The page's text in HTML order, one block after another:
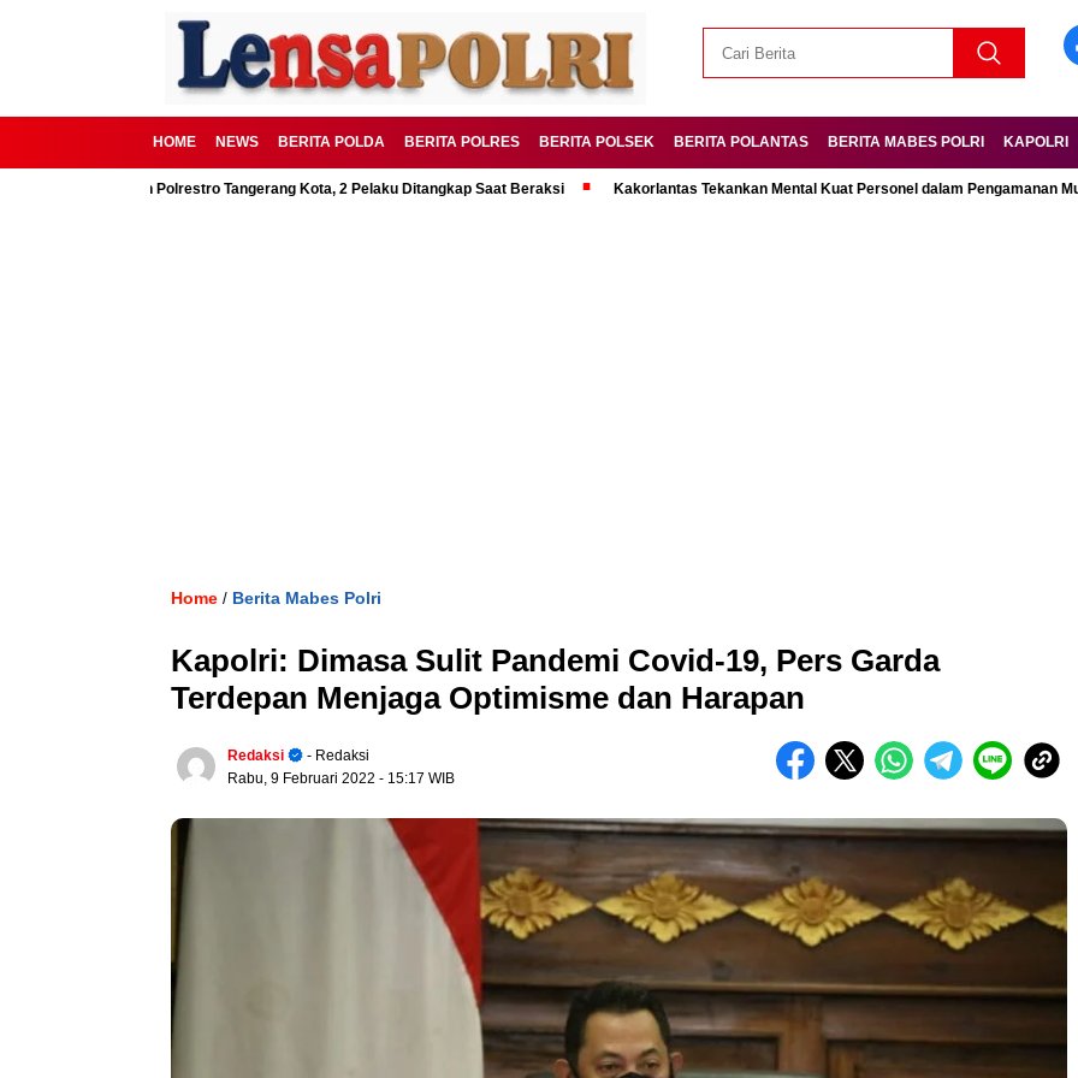
HOME NEWS BERITA POLDA BERITA POLRES BERITA POLSEK BERITA POLANTAS BERITA MABES POLRI KAPOLRI
Digagalkan Polrestro Tangerang Kota, 2 Pelaku Ditangkap Saat Beraksi Kakorlantas Tekankan Mental Kuat Personel dalam Pengamanan Mudik
Home / Berita Mabes Polri
Kapolri: Dimasa Sulit Pandemi Covid-19, Pers Garda
Terdepan Menjaga Optimisme dan Harapan
Redaksi
- Redaksi
Rabu, 9 Februari 2022 - 15:17 WIB